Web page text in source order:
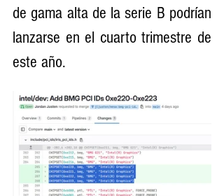
de gama alta de la serie B podrían
lanzarse en el cuarto trimestre de
este año.